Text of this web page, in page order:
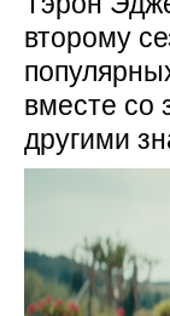
второму
вместе со
другими